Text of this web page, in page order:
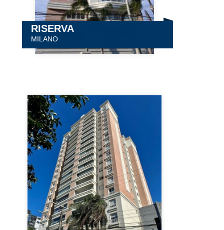
RISERVA
MILANO